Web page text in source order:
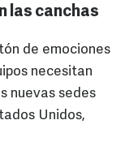
las canchas
de emociones
necesitan
nuevas sedes
Unidos,